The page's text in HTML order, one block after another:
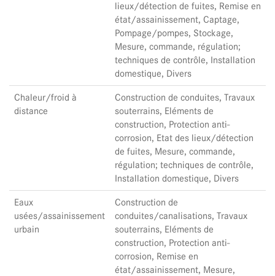
lieux/détection de fuites, Remise en
état/assainissement, Captage,
Pompage/pompes, Stockage,
Mesure, commande, régulation;
techniques de contrôle, Installation
domestique, Divers
Chaleur/froid à
distance
Construction de conduites, Travaux
souterrains, Eléments de
construction, Protection anti-
corrosion, Etat des lieux/détection
de fuites, Mesure, commande,
régulation; techniques de contrôle,
Installation domestique, Divers
Eaux
usées/assainissement
urbain
Construction de
conduites/canalisations, Travaux
souterrains, Eléments de
construction, Protection anti-
corrosion, Remise en
état/assainissement, Mesure,